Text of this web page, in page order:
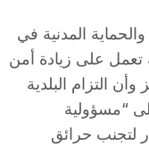
المدنية في
تعمل على زيادة أمن
التزام البلدية
“مسؤولية
لتجنب حرائق